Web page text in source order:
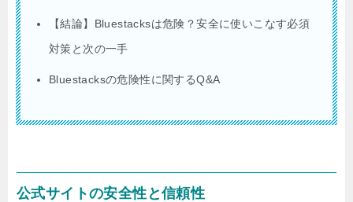
【結論】Bluestacksは危険？安全に使いこなす必須
対策と次の一手
Bluestacksの危険性に関するQ&A
公式サイトの安全性と信頼性